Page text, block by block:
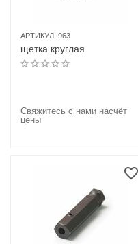
АРТИКУЛ: 963
щетка круглая
Свяжитесь с нами насчёт
цены